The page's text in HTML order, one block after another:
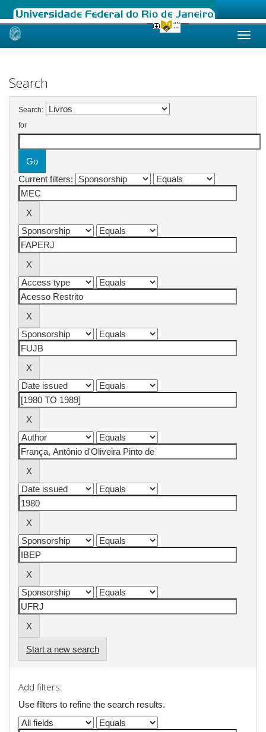
Skip
Search
Search:
for
Current filters:
Start a new search
Add filters:
Use filters to refine the search results.